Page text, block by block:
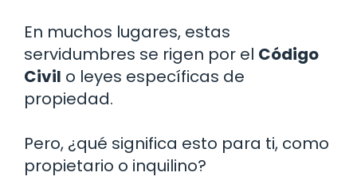
En muchos lugares, estas
servidumbres se rigen por el Código
Civil o leyes específicas de
propiedad.
Pero, ¿qué significa esto para ti, como
propietario o inquilino?